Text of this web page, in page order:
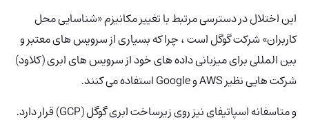
این اختلال در دسترسی مرتبط با تغییر مکانیزم «شناسایی محل
کاربران» شرکت گوگل است ، چرا که بسیاری از سرویس های معتبر و
بین المللی برای میزبانی داده های خود از سرویس های ابری (کلاود)
شرکت هایی نظیر AWS و Google استفاده می کنند.
و متاسفانه اسپاتیفای نیز روی زیرساخت ابری گوگل (GCP) قرار دارد.